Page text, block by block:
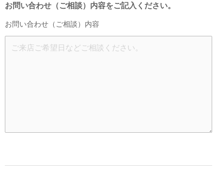
お問い合わせ（ご相談）内容をご記入ください。
お問い合わせ（ご相談）内容